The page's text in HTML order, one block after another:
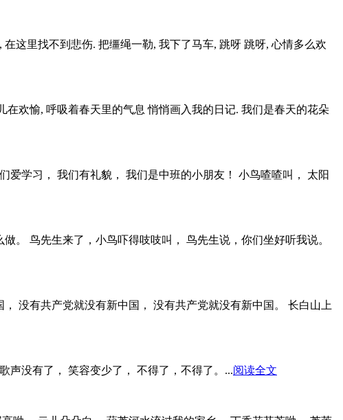
这里找不到悲伤. 把缰绳一勒, 我下了马车, 跳呀 跳呀, 心情多么欢
欢愉, 呼吸着春天里的气息 悄悄画入我的日记. 我们是春天的花朵
学习， 我们有礼貌， 我们是中班的小朋友！ 小鸟喳喳叫， 太阳
。 鸟先生来了，小鸟吓得吱吱叫， 鸟先生说，你们坐好听我说。
没有共产党就没有新中国， 没有共产党就没有新中国。 长白山上
声没有了， 笑容变少了， 不得了，不得了。...阅读全文